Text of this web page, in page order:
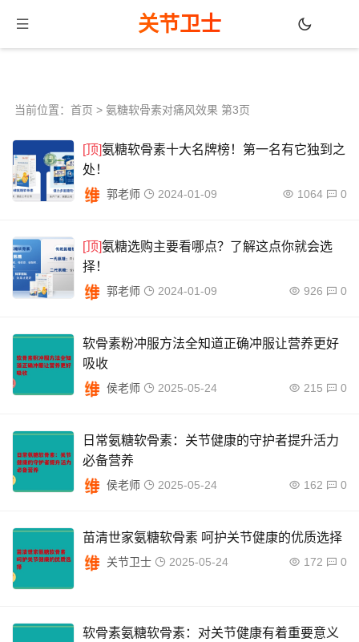
关节卫士
当前位置： 首页 > 氨糖软骨素对痛风效果 第3页
[顶]氨糖软骨素十大名牌榜！第一名有它独到之
处！
郭老师 2024-01-09 1064 0
[顶]氨糖选购主要看哪点？了解这点你就会选
择！
郭老师 2024-01-09 926 0
软骨素粉冲服方法全知道正确冲服让营养更好
吸收
侯老师 2025-05-24 215 0
日常氨糖软骨素：关节健康的守护者提升活力
必备营养
侯老师 2025-05-24 162 0
苗清世家氨糖软骨素 呵护关节健康的优质选择
关节卫士 2025-05-24 172 0
软骨素氨糖软骨素：对关节健康有着重要意义